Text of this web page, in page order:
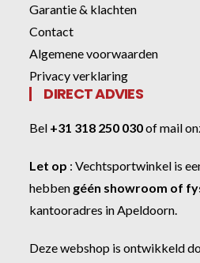
Garantie & klachten
Contact
Algemene voorwaarden
Privacy verklaring
DIRECT ADVIES
Bel +31 318 250 030ofmail
Let op :Vechtsportwinkel is
hebben géén showroom of
kantooradres in Apeldoorn.
Deze webshop is ontwikkeld